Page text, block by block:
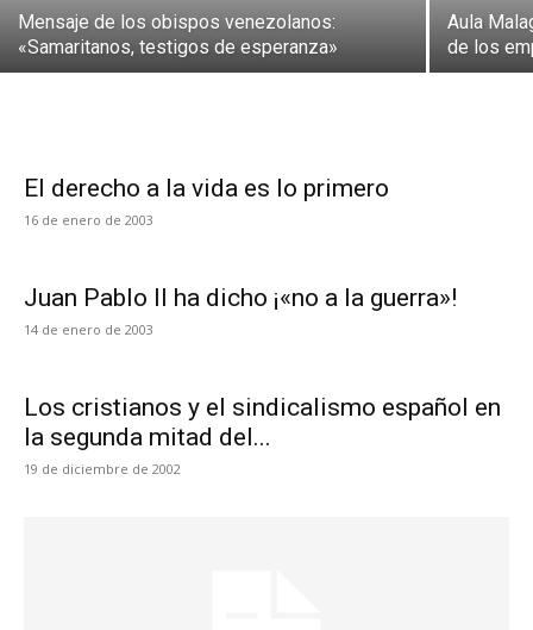
Mensaje de los obispos venezolanos:
«Samaritanos, testigos de esperanza»
Aula
de los
El derecho a la vida es lo primero
16 de enero de 2003
Juan Pablo II ha dicho ¡«no a la guerra»!
14 de enero de 2003
Los cristianos y el sindicalismo español en
la segunda mitad del...
19 de diciembre de 2002